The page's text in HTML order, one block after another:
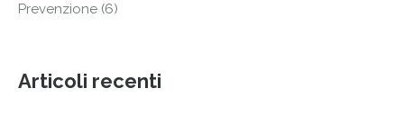
Prevenzione (6)
Articoli recenti